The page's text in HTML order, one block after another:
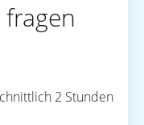
2 Stunden